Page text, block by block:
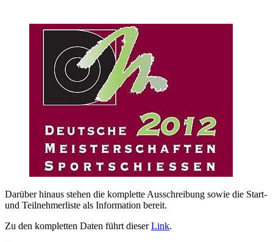
Darüber hinaus stehen die komplette Ausschreibung sowie die Start-
und Teilnehmerliste als Information bereit.
Zu den kompletten Daten führt dieserLink.